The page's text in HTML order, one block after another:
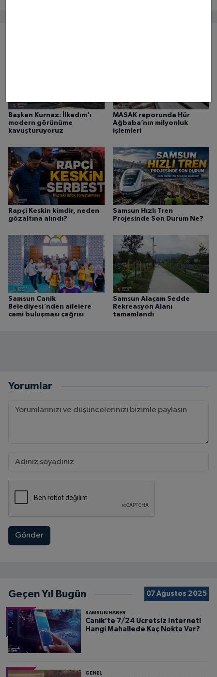
Başkan Kurnaz: İlkadım'ı
modern görünüme
kavuşturuyoruz
MASAK raporunda Hür
Ağbaba’nın milyonluk
işlemleri
Rapçi Keskin kimdir, neden
gözaltına alındı?
Samsun Hızlı Tren
Projesinde Son Durum Ne?
Samsun Canik
Belediyesi'nden ailelere
cami buluşması çağrısı
Samsun Alaçam Sedde
Rekreasyon Alanı
tamamlandı
Yorumlar
Gönder
Geçen Yıl Bugün 07 Ağustos 2025
SAMSUN HABER
Canik’te 7/24 Ücretsiz İnternet!
Hangi Mahallede Kaç Nokta Var?
GENEL